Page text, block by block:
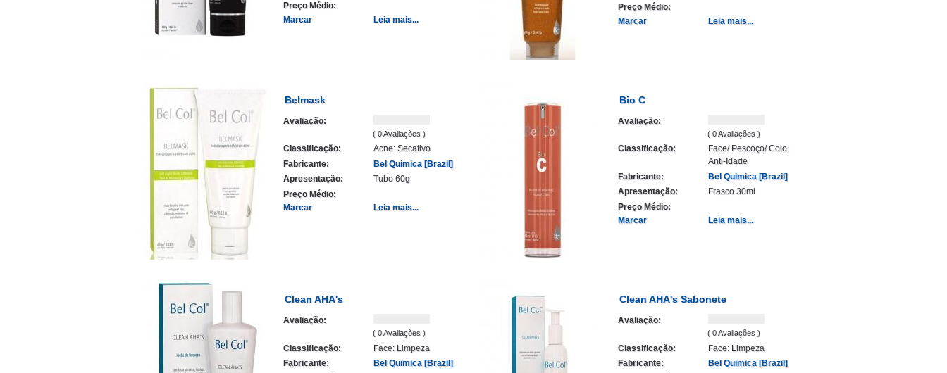
Preço Médio:
Marcar
Leia mais...
Preço Médio:
Marcar
Leia mais...
Belmask
Avaliação:
( 0 Avaliações )
Classificação:
Acne: Secativo
Fabricante:
Bel Quimica [Brazil]
Apresentação:
Tubo 60g
Preço Médio:
Marcar
Leia mais...
Bio C
Avaliação:
( 0 Avaliações )
Classificação:
Face/ Pescoço/ Colo:
Anti-Idade
Fabricante:
Bel Quimica [Brazil]
Apresentação:
Frasco 30ml
Preço Médio:
Marcar
Leia mais...
Clean AHA's
Avaliação:
( 0 Avaliações )
Classificação:
Face: Limpeza
Fabricante:
Bel Quimica [Brazil]
Clean AHA's Sabonete
Avaliação:
( 0 Avaliações )
Classificação:
Face: Limpeza
Fabricante:
Bel Quimica [Brazil]